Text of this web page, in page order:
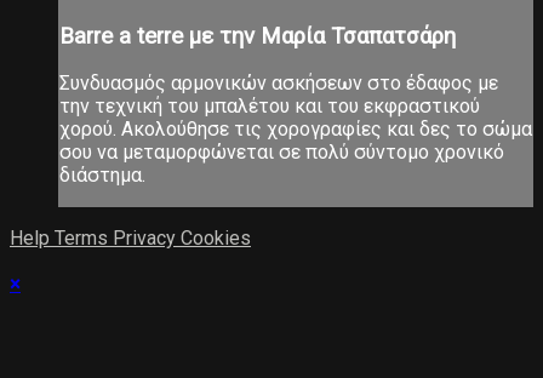
Barre a terre με την Μαρία Τσαπατσάρη
Συνδυασμός αρμονικών ασκήσεων στο έδαφος με
την τεχνική του μπαλέτου και του εκφραστικού
χορού. Ακολούθησε τις χορογραφίες και δες το σώμα
σου να μεταμορφώνεται σε πολύ σύντομο χρονικό
διάστημα.
Help Terms Privacy Cookies
×